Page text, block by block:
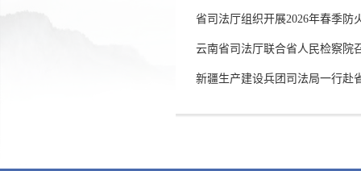
省司法厅组织开展2026年春季防
云南省司法厅联合省人民检察院
新疆生产建设兵团司法局一行赴